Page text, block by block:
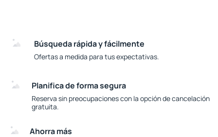
Búsqueda rápida y fácilmente
Ofertas a medida para tus expectativas.
Planifica de forma segura
Reserva sin preocupaciones con la opción de cancelación
gratuita.
Ahorra más